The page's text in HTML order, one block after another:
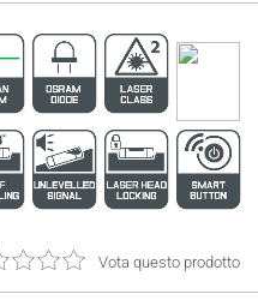
Vota questo prodotto